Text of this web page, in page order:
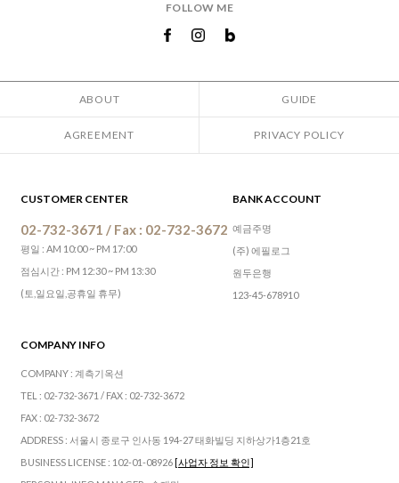
FOLLOW ME
ABOUT GUIDE
AGREEMENT PRIVACY POLICY
CUSTOMER CENTER
02-732-3671 / Fax : 02-732-3672
평일 : AM 10:00 ~ PM 17:00
점심시간 : PM 12:30 ~ PM 13:30
(토,일요일,공휴일 휴무)
BANK ACCOUNT
예금주명
(주) 에필로그
원두은행
123-45-678910
COMPANY INFO
COMPANY : 계측기옥션
TEL : 02-732-3671 / FAX : 02-732-3672
FAX : 02-732-3672
ADDRESS : 서울시 종로구 인사동 194-27 태화빌딩 지하상가1층21호
BUSINESS LICENSE : 102-01-08926[사업자 정보 확인]